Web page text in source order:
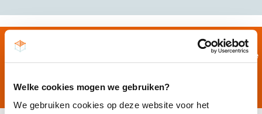
Welke cookies mogen we gebruiken?
We gebruiken cookies op deze website voor het
Download hier de brochure van House
of Tenders met onze aanpak en